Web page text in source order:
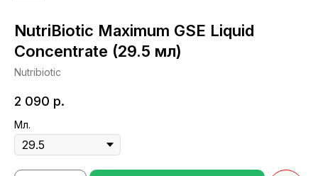
NutriBiotic Maximum GSE Liquid
Concentrate (29.5 мл)
Nutribiotic
2 090 р.
Мл.